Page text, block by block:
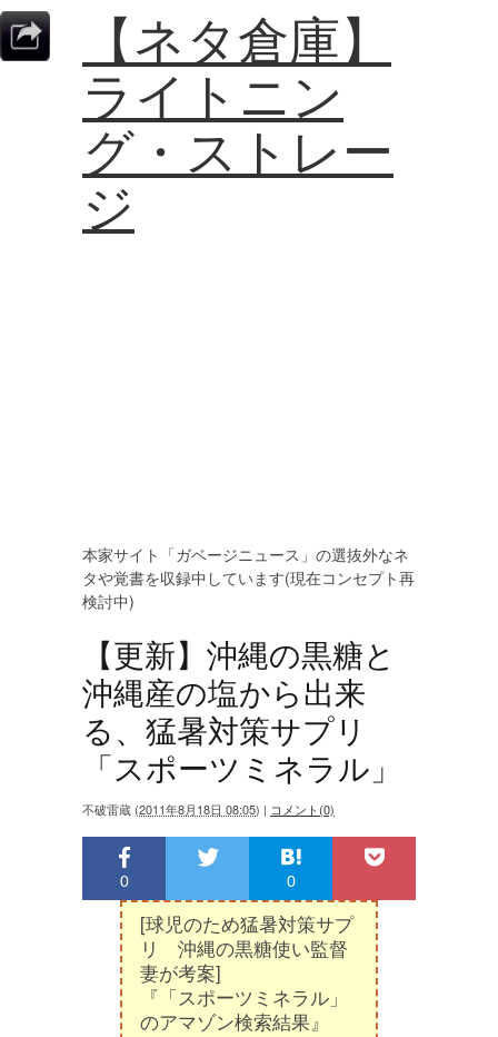
【ネタ倉庫】
ライトニン
グ・ストレー
ジ
本家サイト「ガベージニュース」の選抜外なネ
タや覚書を収録中しています(現在コンセプト再
検討中)
【更新】沖縄の黒糖と
沖縄産の塩から出来
る、猛暑対策サプリ
「スポーツミネラル」
不破雷蔵 (2011年8月18日 08:05) | コメント(0)
0 0
[球児のため猛暑対策サプ
リ 沖縄の黒糖使い監督
妻が考案]
『「スポーツミネラル」
のアマゾン検索結果』